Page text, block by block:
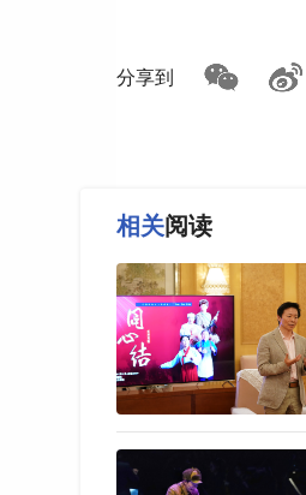
艺术育人成果的集中
分享到
相关阅读